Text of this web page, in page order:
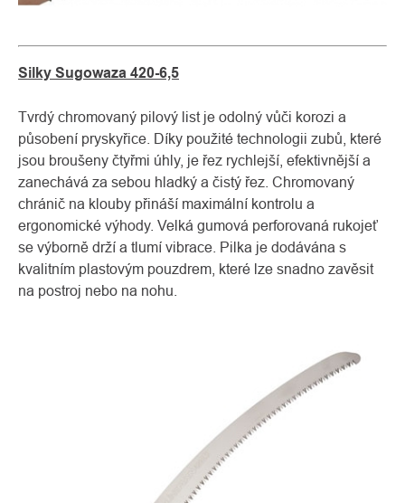
Silky Sugowaza 420-6,5
Tvrdý chromovaný pilový list je odolný vůči korozi a
působení pryskyřice. Díky použité technologii zubů, které
jsou broušeny čtyřmi úhly, je řez rychlejší, efektivnější a
zanechává za sebou hladký a čistý řez. Chromovaný
chránič na klouby přináší maximální kontrolu a
ergonomické výhody. Velká gumová perforovaná rukojeť
se výborně drží a tlumí vibrace. Pilka je dodávána s
kvalitním plastovým pouzdrem, které lze snadno zavěsit
na postroj nebo na nohu.